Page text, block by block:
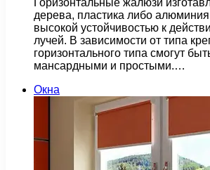
дерева, пластика либо
высокой устойчивостью к
лучей. В зависимости от типа
горизонтального типа смогут
мансардными и простыми.…
Окна